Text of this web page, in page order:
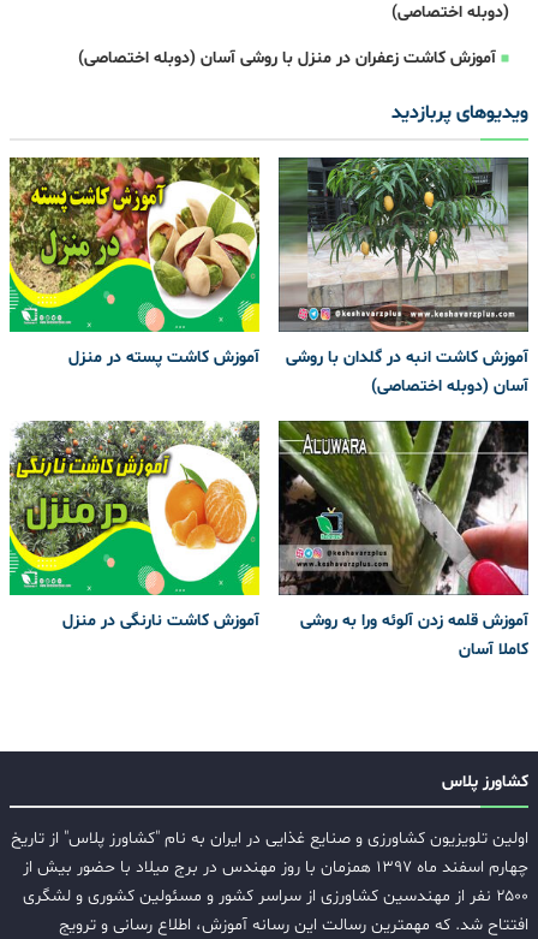
(دوبله اختصاصی)
آموزش کاشت زعفران در منزل با روشی آسان (دوبله اختصاصی)
ویدیوهای پربازدید
آموزش کاشت انبه در گلدان با روشی
آسان (دوبله اختصاصی)
آموزش کاشت پسته در منزل
آموزش قلمه زدن آلوئه ورا به روشی
کاملا آسان
آموزش کاشت نارنگی در منزل
کشاورز پلاس
اولین تلویزیون کشاورزی و صنایع غذایی در ایران به نام "کشاورز پلاس" از تاریخ
چهارم اسفند ماه ۱۳۹۷ همزمان با روز مهندس در برج میلاد با حضور بیش از
۲۵۰۰ نفر از مهندسین کشاورزی از سراسر کشور و مسئولین کشوری و لشگری
افتتاح شد. که مهمترین رسالت این رسانه آموزش، اطلاع رسانی و ترویج